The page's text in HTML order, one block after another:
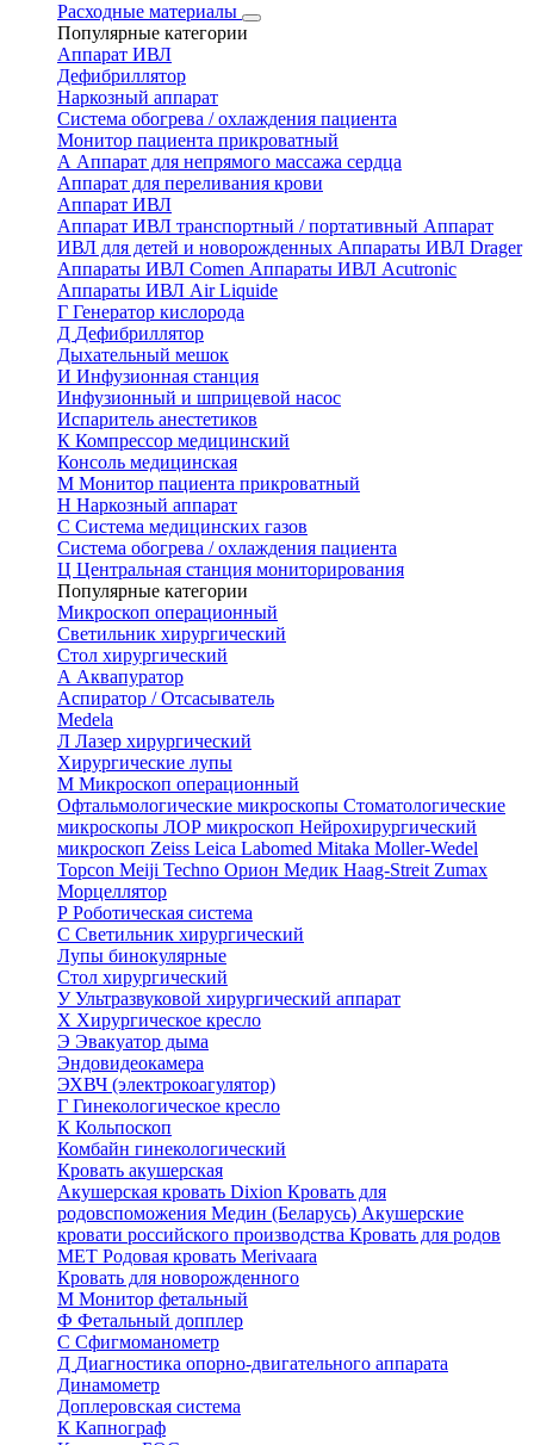
Расходные материалы
Популярные категории
Аппарат ИВЛ
Дефибриллятор
Наркозный аппарат
Система обогрева / охлаждения пациента
Монитор пациента прикроватный
А Аппарат для непрямого массажа сердца
Аппарат для переливания крови
Аппарат ИВЛ
Аппарат ИВЛ транспортный / портативный Аппарат
ИВЛ для детей и новорожденных Аппараты ИВЛ Drager
Аппараты ИВЛ Comen Аппараты ИВЛ Acutronic
Аппараты ИВЛ Air Liquide
Г Генератор кислорода
Д Дефибриллятор
Дыхательный мешок
И Инфузионная станция
Инфузионный и шприцевой насос
Испаритель анестетиков
К Компрессор медицинский
Консоль медицинская
М Монитор пациента прикроватный
Н Наркозный аппарат
С Система медицинских газов
Система обогрева / охлаждения пациента
Ц Центральная станция мониторирования
Популярные категории
Микроскоп операционный
Светильник хирургический
Стол хирургический
А Аквапуратор
Аспиратор / Отсасыватель
Medela
Л Лазер хирургический
Хирургические лупы
М Микроскоп операционный
Офтальмологические микроскопы Стоматологические
микроскопы ЛОР микроскоп Нейрохирургический
микроскоп Zeiss Leica Labomed Mitaka Moller-Wedel
Topcon Meiji Techno Орион Медик Haag-Streit Zumax
Морцеллятор
Р Роботическая система
С Светильник хирургический
Лупы бинокулярные
Стол хирургический
УУльтразвуковой хирургический аппарат
Х Хирургическое кресло
Э Эвакуатор дыма
Эндовидеокамера
ЭХВЧ (электрокоагулятор)
Г Гинекологическое кресло
К Кольпоскоп
Комбайн гинекологический
Кровать акушерская
Акушерская кровать Dixion Кровать для
родовспоможения Медин (Беларусь) Акушерские
кровати российского производства Кровать для родов
МЕТ Родовая кровать Merivaara
Кровать для новорожденного
М Монитор фетальный
Ф Фетальный допплер
C Cфигмоманометр
Д Диагностика опорно-двигательного аппарата
Динамометр
Доплеровская система
К Капнограф